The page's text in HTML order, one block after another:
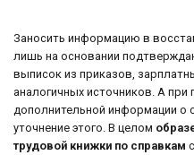
Заносить информацию в
лишь на основании
выписок из приказов,
аналогичных источников. А
дополнительной информации о
уточнение этого. В целом
трудовой книжки по справкам